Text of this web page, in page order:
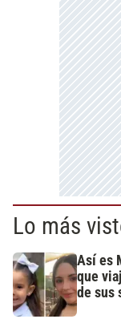
Lo más
Así es
que
de sus